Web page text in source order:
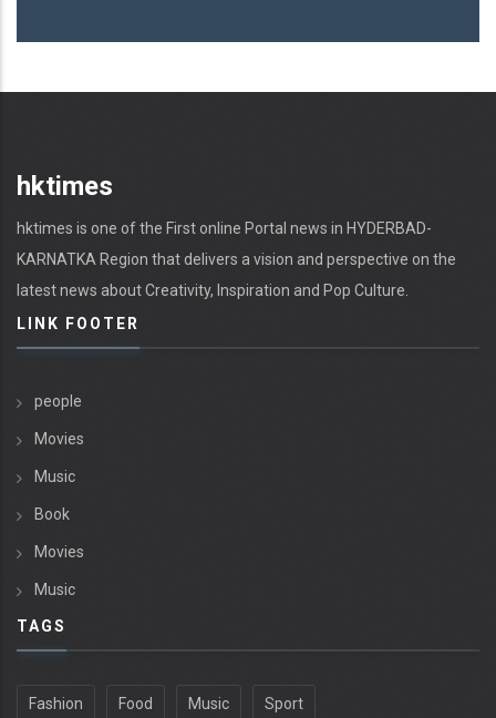
hktimes
hktimes is one of the First online Portal news in HYDERBAD-
KARNATKA Region that delivers a vision and perspective on the
latest news about Creativity, Inspiration and Pop Culture.
LINK FOOTER
people
Movies
Music
Book
Movies
Music
TAGS
Fashion Food Music Sport